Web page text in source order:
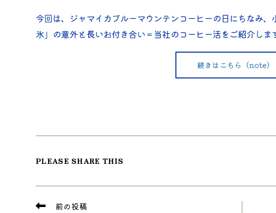
今回は、ジャマイカブルーマウンテンコーヒーの日にちなみ
氷」の意外と長いお付き合い＝当社のコーヒー活をご紹介しま
続きはこちら（note）
PLEASE SHARE THIS
そ
前の投稿